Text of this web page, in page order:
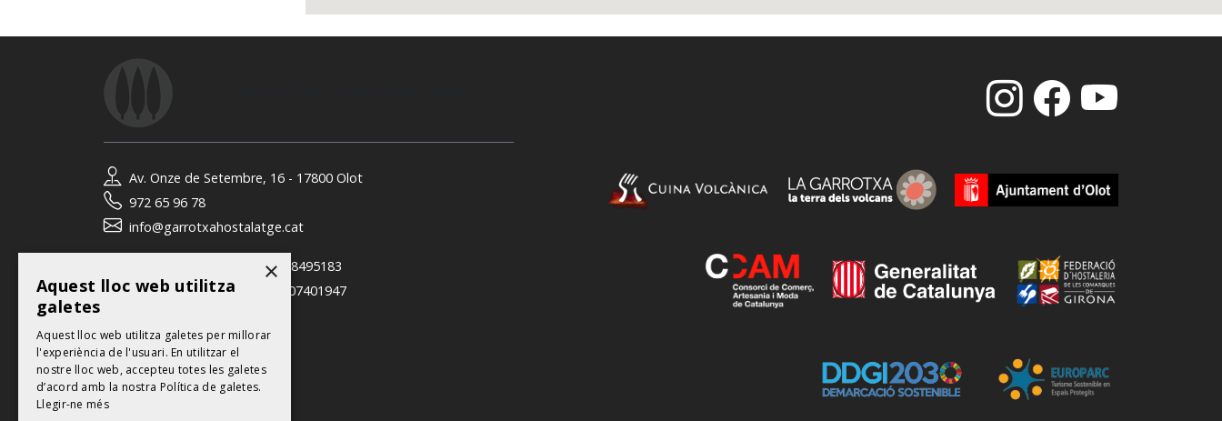
Av. Onze de Setembre, 16 - 17800 Olot
972 65 96 78
info@garrotxahostalatge.cat
David Coloma (gerent):618495183
Neus Giménez (tècnica):
607401947
Contacte
×
Aquest lloc web utilitza
galetes
Aquest lloc web utilitza galetes per millorar
l'experiència de l'usuari. En utilitzar el
nostre lloc web, accepteu totes les galetes
d’acord amb la nostra Política de galetes.
Llegir-ne més